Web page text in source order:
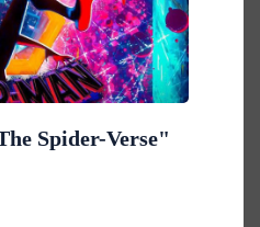
Spider-Verse"